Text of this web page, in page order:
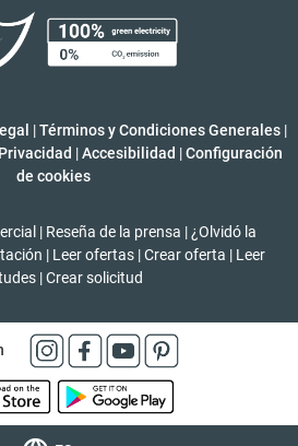
|Términos y Condiciones Generales |
| Accesibilidad | Configuración
de cookies
| Reseña de la prensa | ¿Olvidó la
| Leer ofertas | Crear oferta | Leer
|Crear solicitud